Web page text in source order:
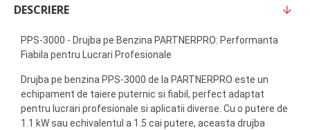
DESCRIERE
PPS-3000 - Drujba pe Benzina PARTNERPRO: Performanta
Fiabila pentru Lucrari Profesionale
Drujba pe benzina PPS-3000 de la PARTNERPRO este un
echipament de taiere puternic si fiabil, perfect adaptat
pentru lucrari profesionale si aplicatii diverse. Cu o putere de
1.1 kW sau echivalentul a 1.5 cai putere, aceasta drujba